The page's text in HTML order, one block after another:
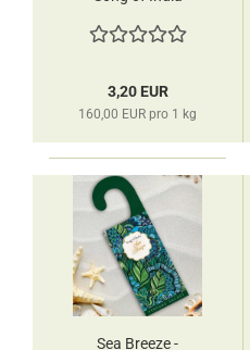
3,20 EUR
160,00 EUR pro 1 kg
Sea Breeze -